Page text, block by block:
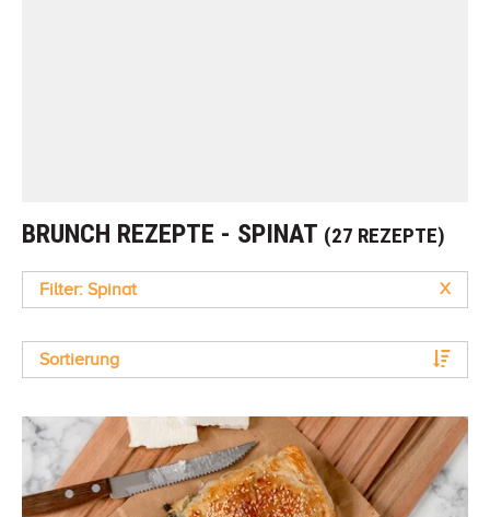
BRUNCH REZEPTE - SPINAT (27 REZEPTE)
Filter: Spinat X
Sortierung